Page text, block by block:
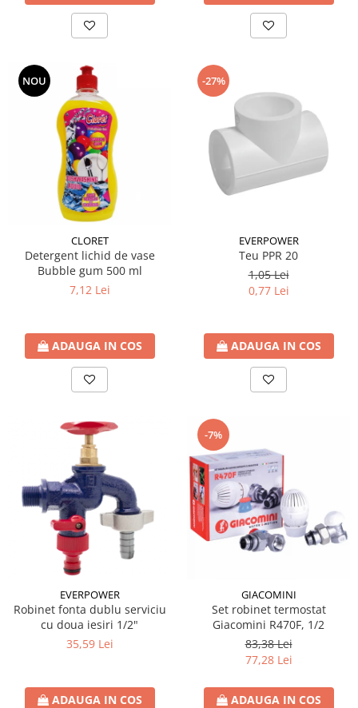
NOU
CLORET
Detergent lichid de vase
Bubble gum 500 ml
7,12 Lei
ADAUGA IN COS
-27%
EVERPOWER
Teu PPR 20
1,05 Lei
0,77 Lei
ADAUGA IN COS
EVERPOWER
Robinet fonta dublu serviciu
cu doua iesiri 1/2"
35,59 Lei
ADAUGA IN COS
-7%
GIACOMINI
Set robinet termostat
Giacomini R470F, 1/2
83,38 Lei
77,28 Lei
ADAUGA IN COS